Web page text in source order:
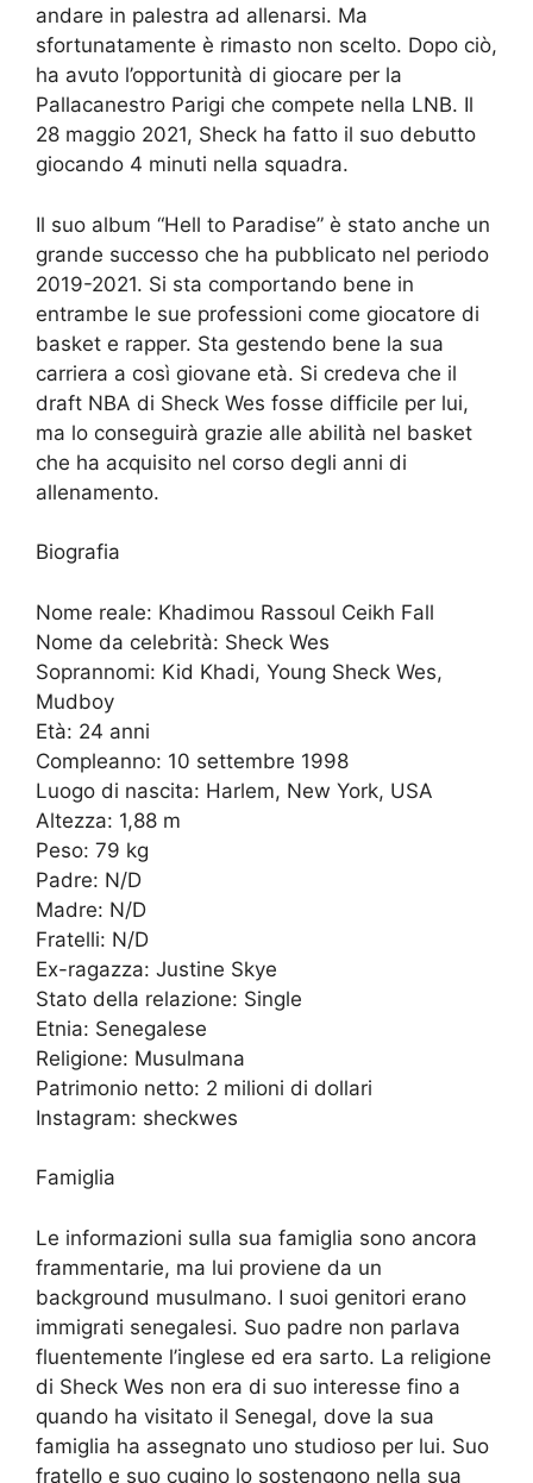
andare in palestra ad allenarsi. Ma
sfortunatamente è rimasto non scelto. Dopo ciò,
ha avuto l’opportunità di giocare per la
Pallacanestro Parigi che compete nella LNB. Il
28 maggio 2021, Sheck ha fatto il suo debutto
giocando 4 minuti nella squadra.
Il suo album “Hell to Paradise” è stato anche un
grande successo che ha pubblicato nel periodo
2019-2021. Si sta comportando bene in
entrambe le sue professioni come giocatore di
basket e rapper. Sta gestendo bene la sua
carriera a così giovane età. Si credeva che il
draft NBA di Sheck Wes fosse difficile per lui,
ma lo conseguirà grazie alle abilità nel basket
che ha acquisito nel corso degli anni di
allenamento.
Biografia
Nome reale: Khadimou Rassoul Ceikh Fall
Nome da celebrità: Sheck Wes
Soprannomi: Kid Khadi, Young Sheck Wes,
Mudboy
Età: 24 anni
Compleanno: 10 settembre 1998
Luogo di nascita: Harlem, New York, USA
Altezza: 1,88 m
Peso: 79 kg
Padre: N/D
Madre: N/D
Fratelli: N/D
Ex-ragazza: Justine Skye
Stato della relazione: Single
Etnia: Senegalese
Religione: Musulmana
Patrimonio netto: 2 milioni di dollari
Instagram: sheckwes
Famiglia
Le informazioni sulla sua famiglia sono ancora
frammentarie, ma lui proviene da un
background musulmano. I suoi genitori erano
immigrati senegalesi. Suo padre non parlava
fluentemente l’inglese ed era sarto. La religione
di Sheck Wes non era di suo interesse fino a
quando ha visitato il Senegal, dove la sua
famiglia ha assegnato uno studioso per lui. Suo
fratello e suo cugino lo sostengono nella sua